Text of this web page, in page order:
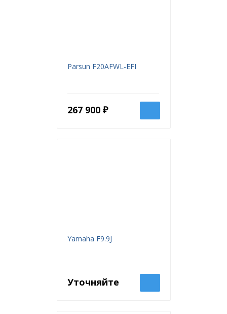
Parsun F20AFWL-EFI
267 900 ₽
Yamaha F9.9J
Уточняйте